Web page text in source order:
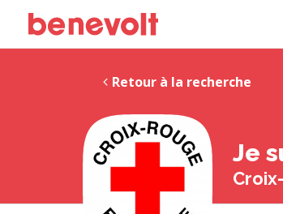
Retour à la recherche
Je